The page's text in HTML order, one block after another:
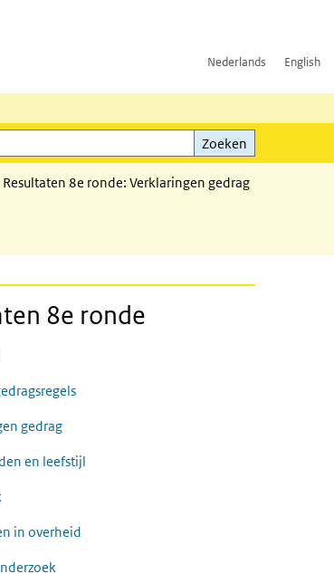
Nederlands English
Zoeken
Resultaten 8e ronde: Verklaringen gedrag
8e ronde
gedrag
en leefstijl
in overheid